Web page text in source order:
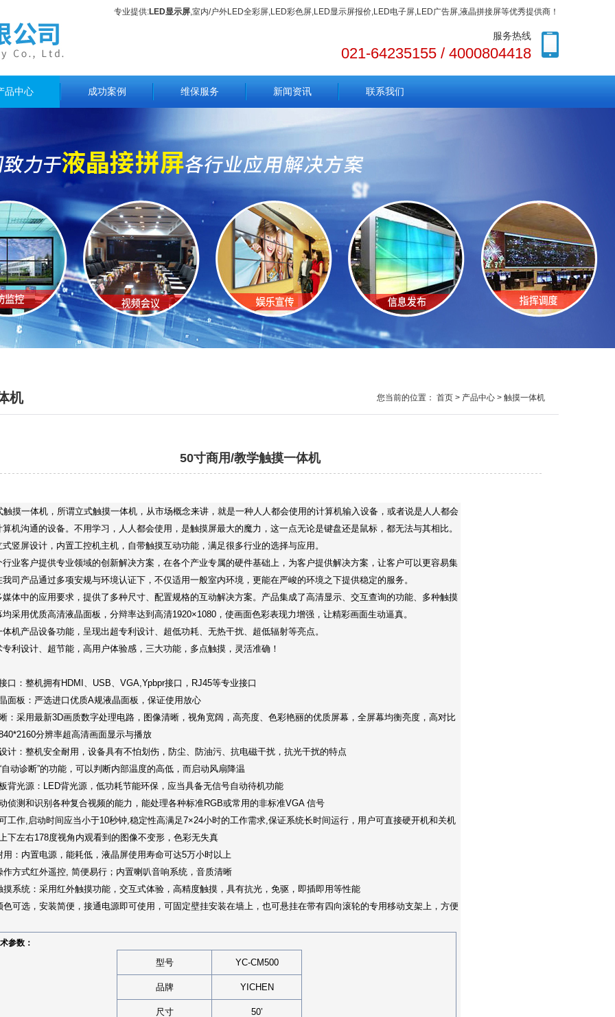
专业提供:LED显示屏,室内/户外LED全彩屏,LED彩色屏,LED显示屏报价,LED电子屏,LED广告屏,液晶拼接屏等优秀提供商！
服务热线
021-64235155 / 4000804418
品中心 成功案例 维保服务 新闻资讯 联系我们
机 您当前的位置： 首页 > 产品中心 > 触摸一体机
50寸商用/教学触摸一体机
触摸一体机，所谓立式触摸一体机，从市场概念来讲，就是一种人人都会使用的计算机输入设备，或者说是人人都会
机沟通的设备。不用学习，人人都会使用，是触摸屏最大的魔力，这一点无论是键盘还是鼠标，都无法与其相比。
竖屏设计，内置工控机主机，自带触摸互动功能，满足很多行业的选择与应用。
行业客户提供专业领域的创新解决方案，在各个产业专属的硬件基础上，为客户提供解决方案，让客户可以更容易集
司产品通过多项安规与环境认证下，不仅适用一般室内环境，更能在严峻的环境之下提供稳定的服务。
媒体中的应用要求，提供了多种尺寸、配置规格的互动解决方案。产品集成了高清显示、交互查询的功能、多种触摸
采用优质高清液晶面板，分辩率达到高清1920×1080，使画面色彩表现力增强，让精彩画面生动逼真。
机产品设备功能，呈现出超专利设计、超低功耗、无热干扰、超低辐射等亮点。
利设计、超节能，高用户体验感，三大功能，多点触摸，灵活准确！
口：整机拥有HDMI、USB、VGA,Ypbpr接口，RJ45等专业接口
面板：严选进口优质A规液晶面板，保证使用放心
：采用最新3D画质数字处理电路，图像清晰，视角宽阔，高亮度、色彩艳丽的优质屏幕，全屏幕均衡亮度，高对比
分辨率超高清画面显示与播放
计：整机安全耐用，设备具有不怕划伤，防尘、防油污、抗电磁干扰，抗光干扰的特点
自动诊断”的功能，可以判断内部温度的高低，而启动风扇降温
背光源：LED背光源，低功耗节能环保，应当具备无信号自动待机功能
侦测和识别各种复合视频的能力，能处理各种标准RGB或常用的非标准VGA 信号
工作,启动时间应当小于10秒钟,稳定性高满足7×24小时的工作需求,保证系统长时间运行，用户可直接硬开机和关机
下左右178度视角内观看到的图像不变形，色彩无失真
用：内置电源，能耗低，液晶屏使用寿命可达5万小时以上
作方式红外遥控, 简便易行；内置喇叭音响系统，音质清晰
摸系统：采用红外触摸功能，交互式体验，高精度触摸，具有抗光，免驱，即插即用等性能
色可选，安装简便，接通电源即可使用，可固定壁挂安装在墙上，也可悬挂在带有四向滚轮的专用移动支架上，方便
参数：
型号 YC-CM500
品牌 YICHEN
尺寸 50’